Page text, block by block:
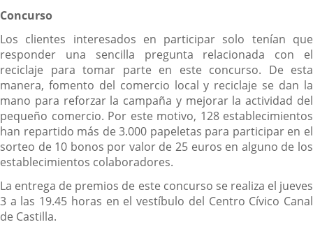
Concurso
Los clientes interesados en participar solo tenían que
responder una sencilla pregunta relacionada con el
reciclaje para tomar parte en este concurso. De esta
manera, fomento del comercio local y reciclaje se dan la
mano para reforzar la campaña y mejorar la actividad del
pequeño comercio. Por este motivo, 128 establecimientos
han repartido más de 3.000 papeletas para participar en el
sorteo de 10 bonos por valor de 25 euros en alguno de los
establecimientos colaboradores.
La entrega de premios de este concurso se realiza el jueves
3 a las 19.45 horas en el vestíbulo del Centro Cívico Canal
de Castilla.